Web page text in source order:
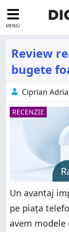
MENIU
Review
bugete
Ciprian
RECENZIE
Un avantaj
pe piața
avem